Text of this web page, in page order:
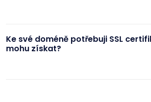
Ke své doméně potřebuji SSL
mohu získat?